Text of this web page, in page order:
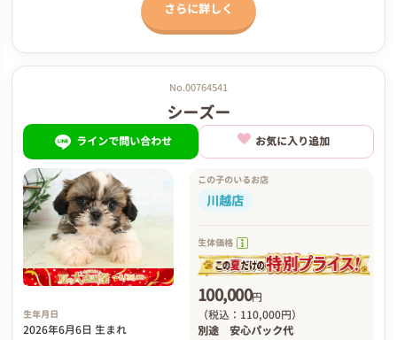
さらに詳しく
No.00764541
シーズー
ラインで問い合わせ お気に入り追加
生年月日
2026年6月6日 生まれ
この子のいるお店
川越店
生体価格
100,000円
（税込：110,000円）
別途 安心パック代